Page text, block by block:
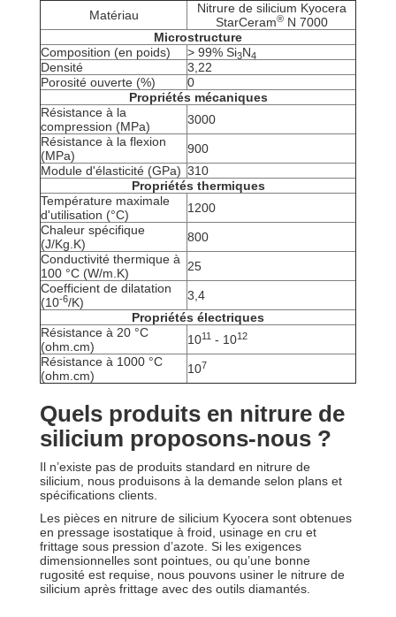
Matériau
Nitrure de silicium Kyocera
StarCeram®N 7000
Microstructure
Composition (en poids)
> 99% Si3N4
Densité
3,22
Porosité ouverte (%)
0
Propriétés mécaniques
Résistance à la
compression (MPa)
3000
Résistance à la flexion
(MPa)
900
Module d'élasticité (GPa) 310
Propriétés thermiques
Température maximale
d'utilisation (°C)
1200
Chaleur spécifique
(J/Kg.K)
800
Conductivité thermique à
100 °C (W/m.K)
25
Coefficient de dilatation
(10-6/K)
3,4
Propriétés électriques
Résistance à 20 °C
(ohm.cm)
1011 - 1012
Résistance à 1000 °C
(ohm.cm)
107
Quels produits en nitrure de
silicium proposons-nous ?
Il n’existe pas de produits standard en nitrure de
silicium, nous produisons à la demande selon plans et
spécifications clients.
Les pièces en nitrure de silicium Kyocera sont obtenues
en pressage isostatique à froid, usinage en cru et
frittage sous pression d’azote. Si les exigences
dimensionnelles sont pointues, ou qu’une bonne
rugosité est requise, nous pouvons usiner le nitrure de
silicium après frittage avec des outils diamantés.